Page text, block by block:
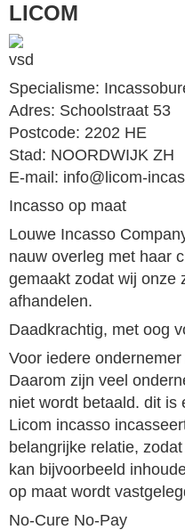
LICOM
Specialisme:
Adres: Schoolstraat 53
Postcode: 2202 HE
Stad: NOORDWIJK ZH
E-mail: info@licom-
Incasso op maat
Louwe Incasso
nauw overleg met haar
gemaakt zodat wij onze
afhandelen.
Daadkrachtig, met oog
Voor iedere
Daarom zijn veel
niet wordt betaald. dit is
Licom incasso
belangrijke relatie,
kan bijvoorbeeld
op maat wordt
No-Cure No-Pay